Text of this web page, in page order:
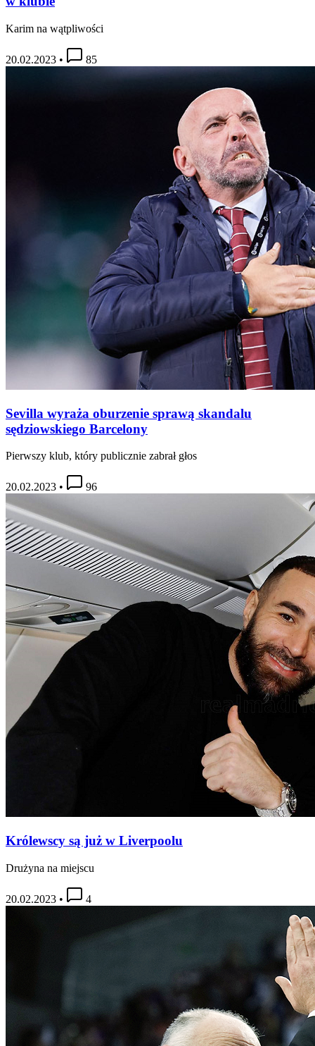
Karim na wątpliwości
20.02.2023 • 85
Sevilla wyraża oburzenie sprawą skandalu
sędziowskiego Barcelony
Pierwszy klub, który publicznie zabrał głos
20.02.2023 • 96
Królewscy są już w Liverpoolu
Drużyna na miejscu
20.02.2023 • 4